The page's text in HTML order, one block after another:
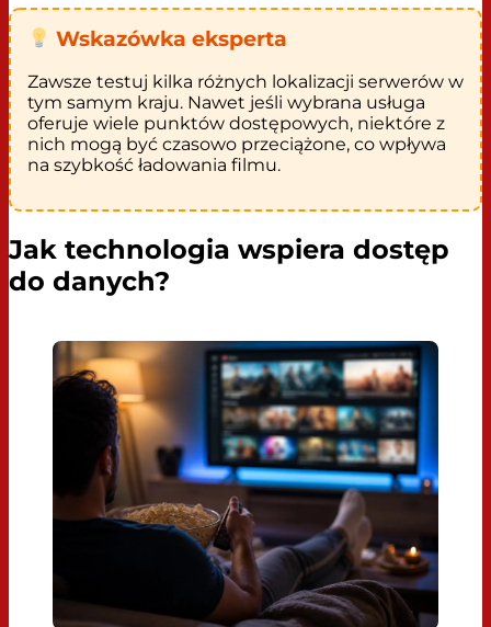
Wskazówka eksperta
Zawsze testuj kilka różnych lokalizacji serwerów w
tym samym kraju. Nawet jeśli wybrana usługa
oferuje wiele punktów dostępowych, niektóre z
nich mogą być czasowo przeciążone, co wpływa
na szybkość ładowania filmu.
Jak technologia wspiera dostęp
do danych?